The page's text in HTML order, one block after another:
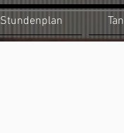
Stundenplan